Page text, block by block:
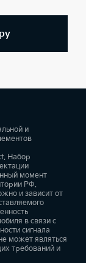
и
Набор
момент
РФ.
и зависит от
в связи с
сигнала
может являться
требований и